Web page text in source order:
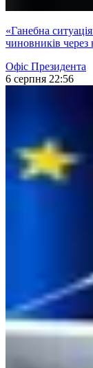
«Ганебна
чиновників через
Офіс Президента
6 серпня 22:56